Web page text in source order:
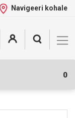
Navigeeri kohale
0
+